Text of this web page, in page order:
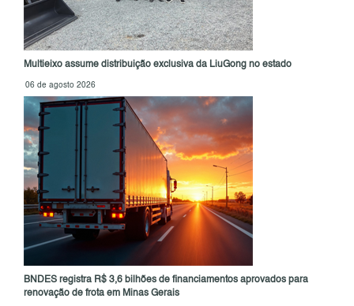
Multieixo assume distribuição exclusiva da LiuGong no estado
06 de agosto 2026
BNDES registra R$ 3,6 bilhões de financiamentos aprovados para
renovação de frota em Minas Gerais